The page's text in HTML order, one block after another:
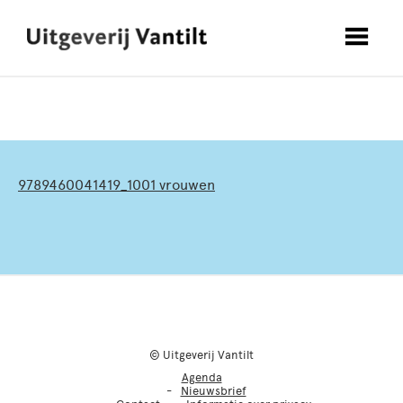
9789460041419_1001 vrouwen
© Uitgeverij Vantilt
Agenda
Nieuwsbrief